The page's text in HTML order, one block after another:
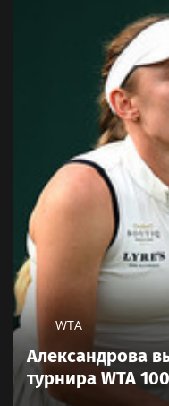
Новый учебный
Колледже Вейдера:
стартовали очные
программы
фитнес-тренеров и
специалистов
индустрии здоровья